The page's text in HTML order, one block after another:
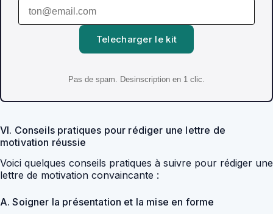
Telecharger le kit
Pas de spam. Desinscription en 1 clic.
VI. Conseils pratiques pour rédiger une lettre de
motivation réussie
Voici quelques conseils pratiques à suivre pour rédiger une
lettre de motivation convaincante :
A. Soigner la présentation et la mise en forme